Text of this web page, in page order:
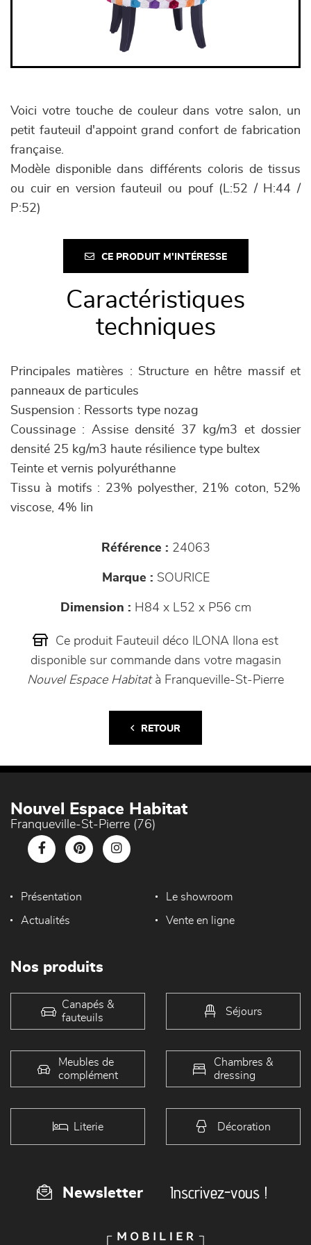
Voici votre touche de couleur dans votre salon, un
petit fauteuil d'appoint grand confort de fabrication
française.
Modèle disponible dans différents coloris de tissus
ou cuir en version fauteuil ou pouf (L:52 / H:44 /
P:52)
CE PRODUIT M'INTÉRESSE
Caractéristiques
techniques
Principales matières : Structure en hêtre massif et
panneaux de particules
Suspension : Ressorts type nozag
Coussinage : Assise densité 37 kg/m3 et dossier
densité 25 kg/m3 haute résilience type bultex
Teinte et vernis polyuréthanne
Tissu à motifs : 23% polyesther, 21% coton, 52%
viscose, 4% lin
Référence : 24063
Marque : SOURICE
Dimension : H84 x L52 x P56 cm
Ce produit Fauteuil déco ILONA Ilona est
disponible sur commande dans votre magasin
Nouvel Espace Habitatà Franqueville-St-Pierre
RETOUR
Nouvel Espace Habitat
Franqueville-St-Pierre (76)
Présentation Le showroom
Actualités Vente en ligne
Nos produits
Canapés &
fauteuils
Séjours
Meubles de
complément
Chambres &
dressing
Literie Décoration
Newsletter Inscrivez-vous !